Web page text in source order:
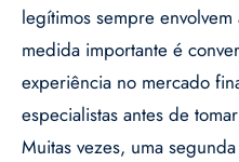
legítimos sempre
medida importante é
experiência no mercado
especialistas antes de
Muitas vezes, uma